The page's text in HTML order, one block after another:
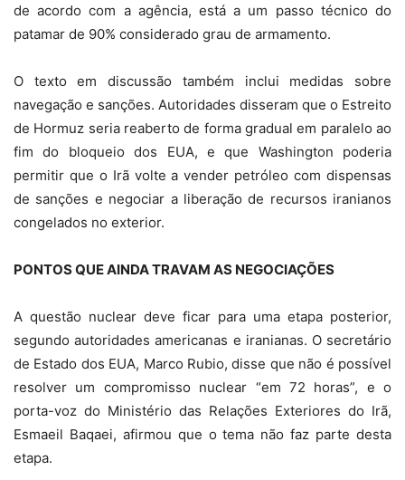
de acordo com a agência, está a um passo técnico do
patamar de 90% considerado grau de armamento.
O texto em discussão também inclui medidas sobre
navegação e sanções. Autoridades disseram que o Estreito
de Hormuz seria reaberto de forma gradual em paralelo ao
fim do bloqueio dos EUA, e que Washington poderia
permitir que o Irã volte a vender petróleo com dispensas
de sanções e negociar a liberação de recursos iranianos
congelados no exterior.
PONTOS QUE AINDA TRAVAM AS NEGOCIAÇÕES
A questão nuclear deve ficar para uma etapa posterior,
segundo autoridades americanas e iranianas. O secretário
de Estado dos EUA, Marco Rubio, disse que não é possível
resolver um compromisso nuclear “em 72 horas”, e o
porta-voz do Ministério das Relações Exteriores do Irã,
Esmaeil Baqaei, afirmou que o tema não faz parte desta
etapa.